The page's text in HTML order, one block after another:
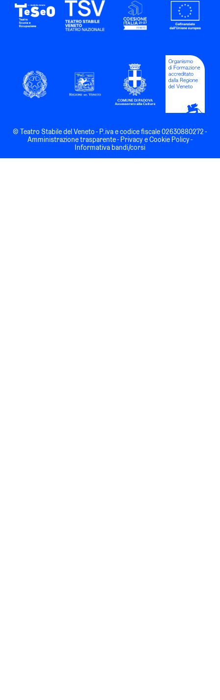
© Teatro Stabile del Veneto - P.iva e codice fiscale 02630880272 -
Amministrazione trasparente -PrivacyeCookie Policy -
Informativa bandi/corsi